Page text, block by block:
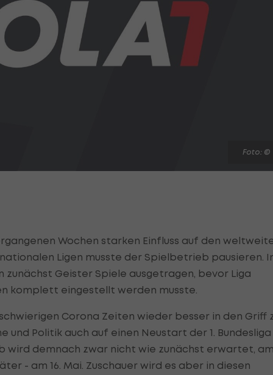
Foto: ©
Wochen starken Einfluss auf den
Ligen musste der Spielbetrieb pausieren.
zunächst Geister Spiele ausgetragen, bevor Liga
komplett eingestellt werden musste.
Corona Zeiten wieder besser in den Griff
und Politik auch auf einen Neustart der 1. Bundesliga
wird demnach zwar nicht wie zunächst erwartet, am
- am 16. Mai. Zuschauer wird es aber in diesen